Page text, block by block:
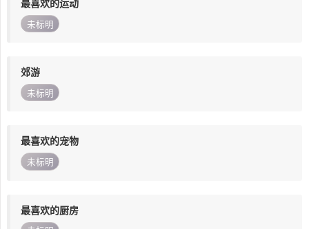
最喜欢的运动
未标明
郊游
未标明
最喜欢的宠物
未标明
最喜欢的厨房